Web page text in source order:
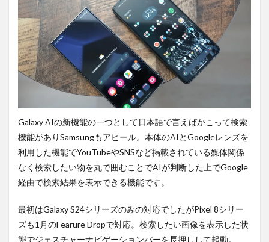
9に
何か
しら
関
係？
3
AIへ
真
逆。
4
まと
め。
PR)
は待
ち時
Galaxy AIの新機能の一つとして日本語で言えばかこって検索
機能がありSamsungもアピール。本体のAIとGoogleレンズを
利用した機能でYouTubeやSNSなど掲載されている媒体関係
なく検索したい物を丸で囲むことでAIが判断した上でGoogle
経由で検索結果を表示できる機能です。
最初はGalaxy S24シリーズのみの対応でしたがPixel 8シリー
ズも1月のFearure Dropで対応。検索したい画像を表示した状
態でジェスチャーナビゲーションバーを長押しして起動。